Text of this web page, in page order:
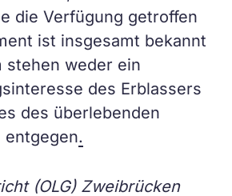
die Verfügung getroffen
ist insgesamt bekannt
stehen weder ein
des Erblassers
des überlebenden
entgegen.
(OLG) Zweibrücken